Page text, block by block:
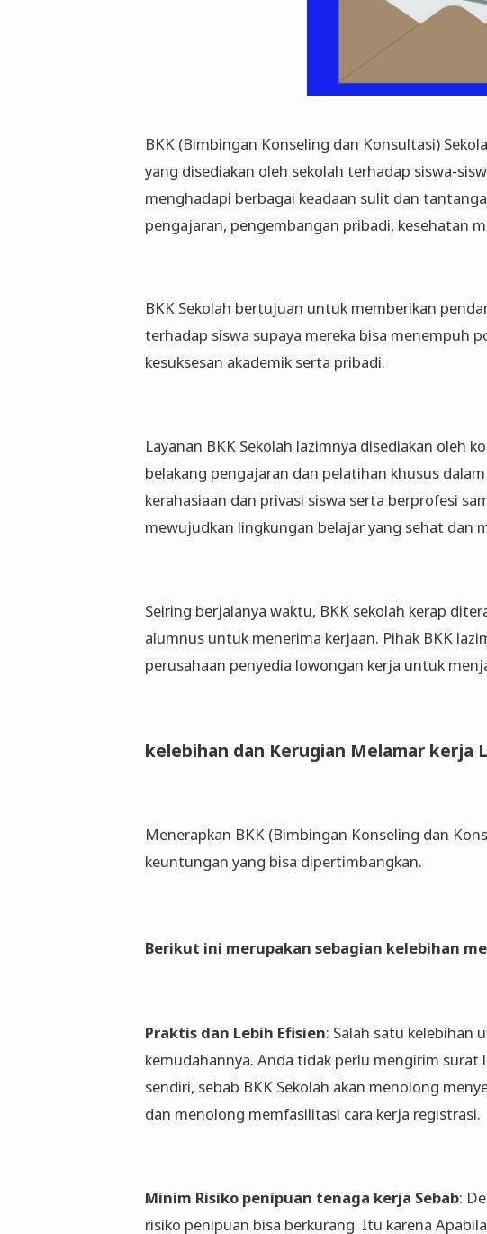
BKK (Bimbingan Konseling dan Konsultasi)
yang disediakan oleh sekolah terhadap siswa-
menghadapi berbagai keadaan sulit dan
pengajaran, pengembangan pribadi, kesehatan
BKK Sekolah bertujuan untuk memberikan
terhadap siswa supaya mereka bisa menempuh
kesuksesan akademik serta pribadi.
Layanan BKK Sekolah lazimnya disediakan oleh
belakang pengajaran dan pelatihan khusus
kerahasiaan dan privasi siswa serta berprofesi
mewujudkan lingkungan belajar yang sehat dan
Seiring berjalanya waktu, BKK sekolah kerap
alumnus untuk menerima kerjaan. Pihak BKK
perusahaan penyedia lowongan kerja untuk
kelebihan dan Kerugian Melamar kerja
Menerapkan BKK (Bimbingan Konseling dan
keuntungan yang bisa dipertimbangkan.
Berikut ini merupakan sebagian kelebihan
Praktis dan Lebih Efisien: Salah satu kelebihan
kemudahannya. Anda tidak perlu mengirim surat
sendiri, sebab BKK Sekolah akan menolong
dan menolong memfasilitasi cara kerja registrasi.
Minim Risiko penipuan tenaga kerja Sebab:
risiko penipuan bisa berkurang. Itu karena